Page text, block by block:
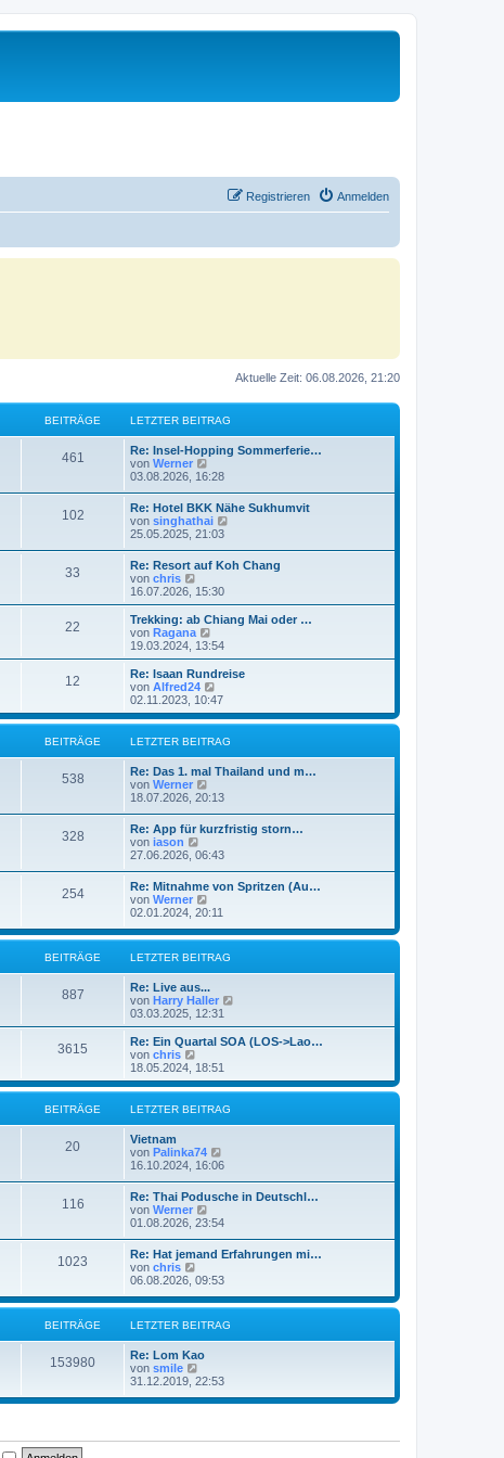
Anmelden
Registrieren
Aktuelle Zeit: 06.08.2026, 21:20
BEITRÄGE LETZTER BEITRAG
461
Re: Insel-Hopping Sommerferie…
von Werner
e
e
s
t
e
r
B
i
t
r
a
g
03.08.2026, 16:28
102
Re: Hotel BKK Nähe Sukhumvit
von singhathai
e
s
r
B
t
r
25.05.2025, 21:03
33
Re: Resort auf Koh Chang
von chris
e
u
e
s
t
B
e
i
t
a
g
16.07.2026, 15:30
22
Trekking: ab Chiang Mai oder …
von Ragana
e
u
e
s
t
r
B
e
i
a
g
19.03.2024, 13:54
12
Re: Isaan Rundreise
von Alfred24
e
u
e
s
r
e
i
t
a
02.11.2023, 10:47
BEITRÄGE LETZTER BEITRAG
538
Re: Das 1. mal Thailand und m…
von Werner
e
s
e
r
B
i
t
r
a
g
18.07.2026, 20:13
328
Re: App für kurzfristig storn…
von iason
e
s
t
e
r
B
e
i
t
r
a
27.06.2026, 06:43
254
Re: Mitnahme von Spritzen (Au…
von Werner
e
e
t
e
r
B
e
i
t
a
g
02.01.2024, 20:11
BEITRÄGE LETZTER BEITRAG
887
Re: Live aus...
von Harry Haller
u
e
r
i
g
03.03.2025, 12:31
3615
Re: Ein Quartal SOA (LOS->Lao…
von chris
e
u
e
s
B
e
i
t
r
a
18.05.2024, 18:51
BEITRÄGE LETZTER BEITRAG
20
Vietnam
von Palinka74
e
e
s
t
e
r
B
i
t
r
a
g
16.10.2024, 16:06
116
Re: Thai Podusche in Deutschl…
von Werner
e
e
s
e
r
B
e
i
a
01.08.2026, 23:54
1023
Re: Hat jemand Erfahrungen mi…
von chris
e
e
t
e
r
B
e
i
06.08.2026, 09:53
BEITRÄGE LETZTER BEITRAG
153980
Re: Lom Kao
von smile
e
e
e
31.12.2019, 22:53